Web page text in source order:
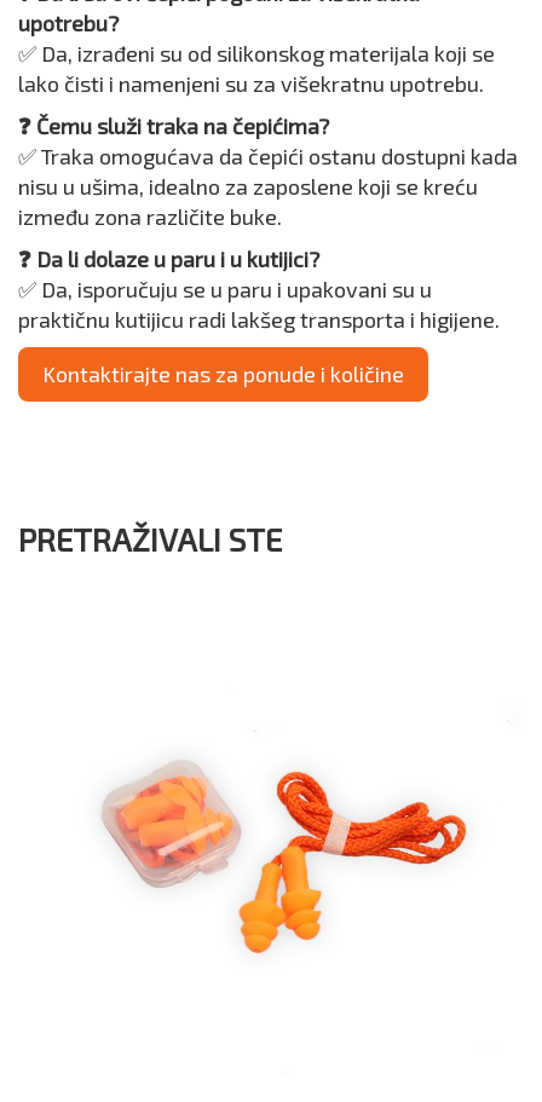
upotrebu?
✅ Da, izrađeni su od silikonskog materijala koji se
lako čisti i namenjeni su za višekratnu upotrebu.
❓ Čemu služi traka na čepićima?
✅ Traka omogućava da čepići ostanu dostupni kada
nisu u ušima, idealno za zaposlene koji se kreću
između zona različite buke.
❓ Da li dolaze u paru i u kutijici?
✅ Da, isporučuju se u paru i upakovani su u
praktičnu kutijicu radi lakšeg transporta i higijene.
Kontaktirajte nas za ponude i količine
PRETRAŽIVALI STE